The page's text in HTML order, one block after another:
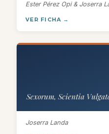
Ester Pérez Opi & Joserra
VER FICHA →
Sexorum, Scientia
Joserra Landa